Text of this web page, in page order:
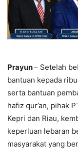
Prayun– Setelah
bantuan kepada
serta bantuan
hafiz qur’an, pihak
Kepri dan Riau,
keperluan lebaran
masyarakat yang